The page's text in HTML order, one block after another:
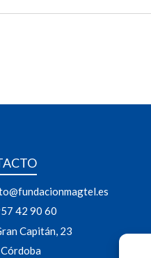
42 90 60
Capitán, 23